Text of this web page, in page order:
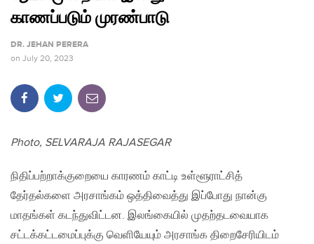
காணப்படும் முரண்பாடு
DR. JEHAN PERERA
on July 20, 2023
Photo, SELVARAJA RAJASEGAR
நிதிப்பற்றாக்குறையை காரணம் காட்டி உள்ளூராட்சித்
தேர்தல்களை அரசாங்கம் ஒத்திவைத்து இப்போது நான்கு
மாதங்கள் கடந்துவிட்டன. இலங்கையில் முதற்தடவையாக
சட்டக்கட்டமைப்புக்கு வெளியேயும் அரசாங்க திறைசேரியிடம்